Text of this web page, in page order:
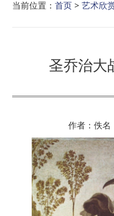
当前位置： 首页 > 艺术欣
圣乔治大
作者：佚